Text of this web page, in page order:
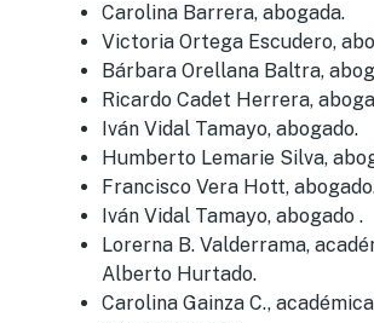
Carolina Barrera, abogada.
Victoria Ortega Escudero,
Bárbara Orellana Baltra,
Ricardo Cadet Herrera,
Iván Vidal Tamayo, abogado.
Humberto Lemarie Silva,
Francisco Vera Hott,
Iván Vidal Tamayo, abogado .
Lorerna B. Valderrama,
Alberto Hurtado.
Carolina Gainza C.,